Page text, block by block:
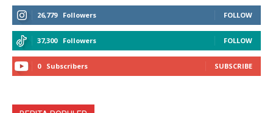
26,779 Followers FOLLOW
37,300 Followers FOLLOW
0 Subscribers SUBSCRIBE